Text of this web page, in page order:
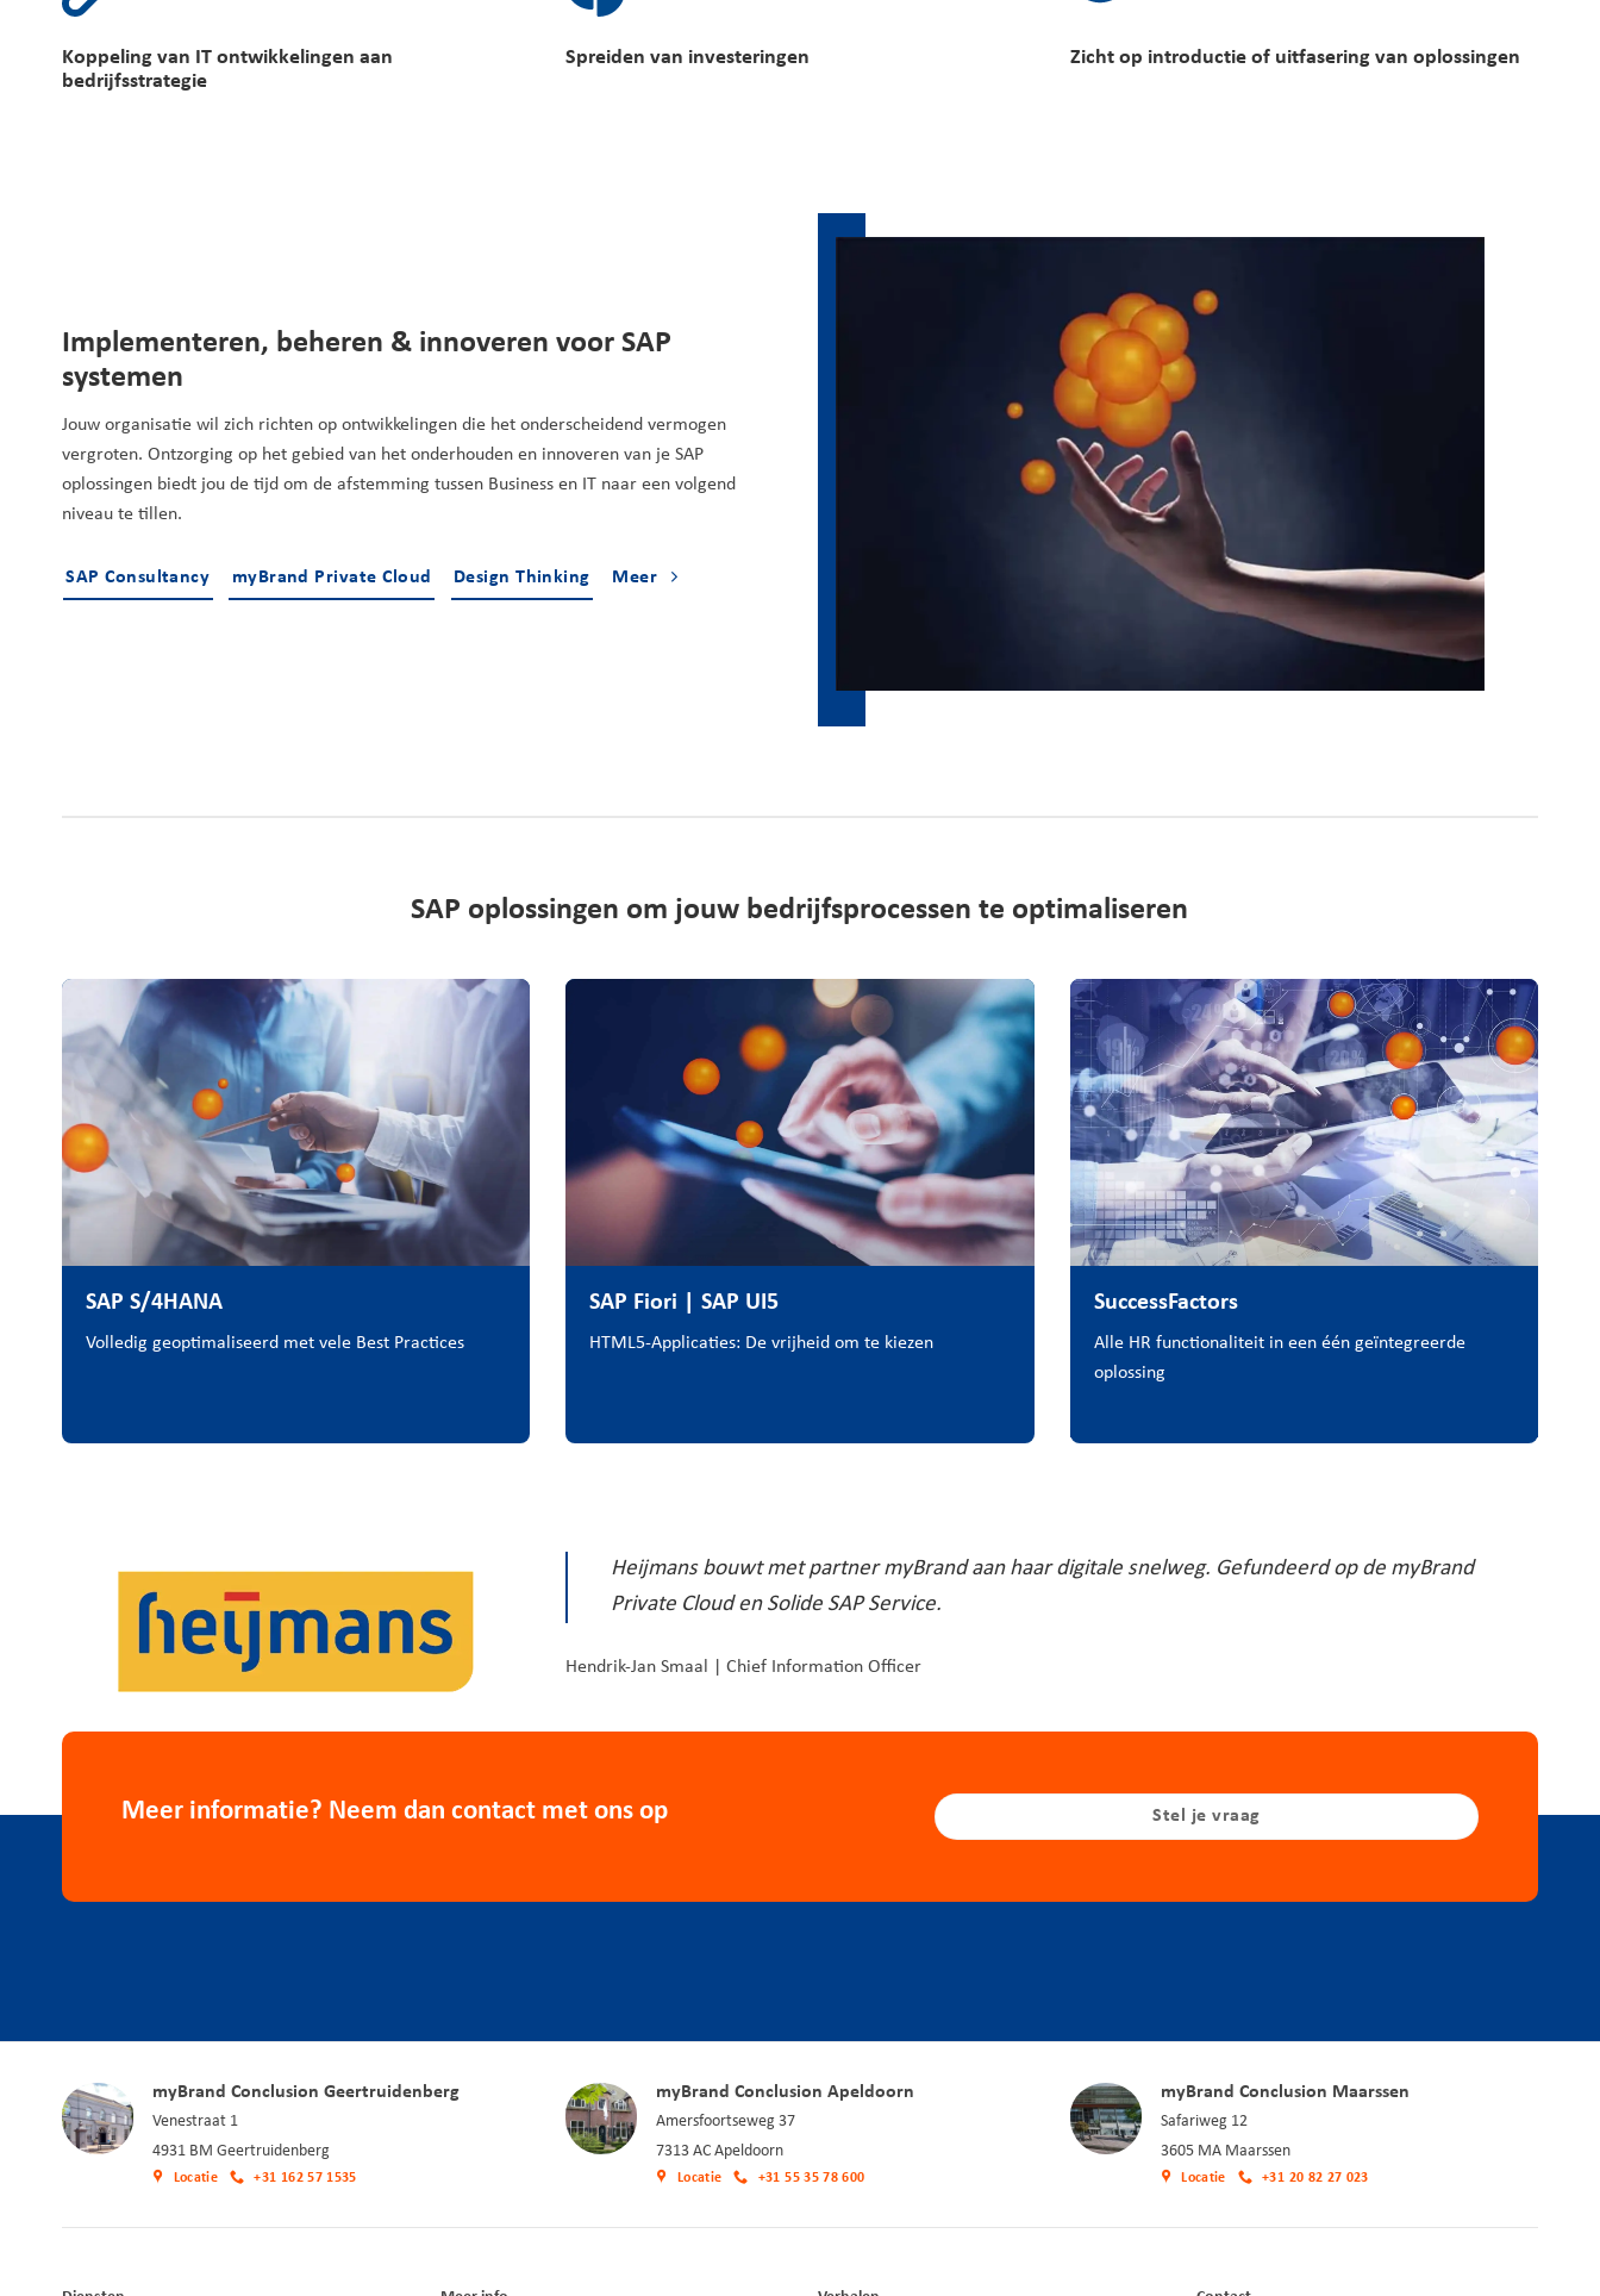
Koppeling van IT ontwikkelingen aan
bedrijfsstrategie
Spreiden van investeringen Zicht op introductie of uitfasering van oplossingen
Implementeren, beheren & innoveren voor SAP
systemen
Jouw organisatie wil zich richten op ontwikkelingen die het onderscheidend vermogen
vergroten. Ontzorging op het gebied van het onderhouden en innoveren van je SAP
oplossingen biedt jou de tijd om de afstemming tussen Business en IT naar een volgend
niveau te tillen.
SAP Consultancy myBrand Private Cloud Design Thinking Meer
SAP oplossingen om jouw bedrijfsprocessen te optimaliseren
SAP S/4HANA
Volledig geoptimaliseerd met vele Best Practices
SAP Fiori | SAP UI5
HTML5-Applicaties: De vrijheid om te kiezen
SuccessFactors
Alle HR functionaliteit in een één geïntegreerde
oplossing
Heijmans bouwt met partner myBrand aan haar digitale snelweg. Gefundeerd op de myBrand
Private Cloud en Solide SAP Service.
Hendrik-Jan Smaal | Chief Information Officer
Meer informatie? Neem dan contact met ons op Stel je vraag
myBrand Conclusion Geertruidenberg
Venestraat 1
4931 BM Geertruidenberg
Locatie +31 162 57 1535
myBrand Conclusion Apeldoorn
Amersfoortseweg 37
7313 AC Apeldoorn
Locatie +31 55 35 78 600
myBrand Conclusion Maarssen
Safariweg 12
3605 MA Maarssen
Locatie +31 20 82 27 023